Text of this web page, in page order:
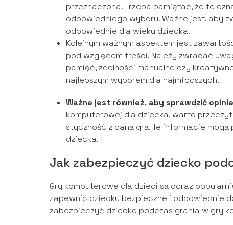
przeznaczona. Trzeba pamiętać, że te
odpowiedniego wyboru. Ważne jest, aby
odpowiednie dla wieku dziecka.
Kolejnym ważnym aspektem jest
pod względem treści. Należy zwracać
pamięć, zdolności manualne czy
najlepszym wyborem dla najmłodszych.
Ważne jest również, aby sprawdzić
komputerowej dla dziecka, warto
styczność z daną grą. Te informacje
dziecka.
Jak zabezpieczyć dziecko
Gry komputerowe dla dzieci są coraz
zapewnić dziecku bezpieczne i odpowiednie
zabezpieczyć dziecko podczas grania w gry